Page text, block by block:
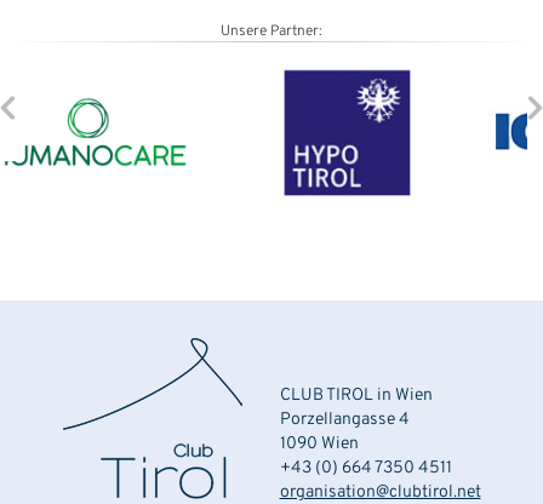
Unsere Partner:
CLUB TIROL in Wien
Porzellangasse 4
1090 Wien
+43 (0) 664 7350 4511
organisation@clubtirol.net